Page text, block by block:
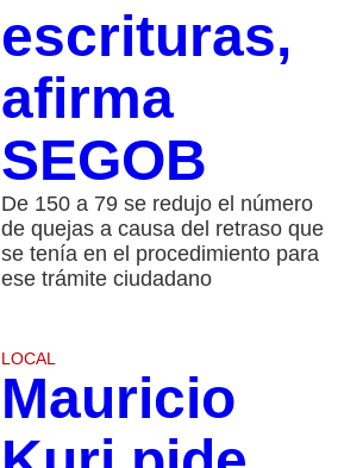
escrituras,
afirma
SEGOB
De 150 a 79 se redujo el número
de quejas a causa del retraso que
se tenía en el procedimiento para
ese trámite ciudadano
LOCAL
Mauricio